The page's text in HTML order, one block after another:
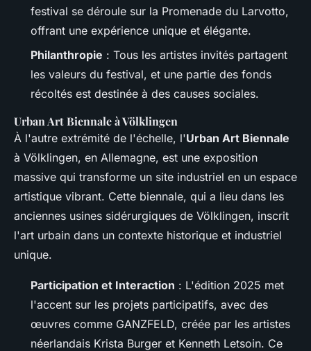
festival se déroule sur la Promenade du Larvotto,
offrant une expérience unique et élégante.
Philanthropie : Tous les artistes invités partagent
les valeurs du festival, et une partie des fonds
récoltés est destinée à des causes sociales.
Urban Art Biennale à Völklingen
À l'autre extrémité de l'échelle, l'Urban Art Biennale
à Völklingen, en Allemagne, est une exposition
massive qui transforme un site industriel en un espace
artistique vibrant. Cette biennale, qui a lieu dans les
anciennes usines sidérurgiques de Völklingen, inscrit
l'art urbain dans un contexte historique et industriel
unique.
Participation et Interaction : L'édition 2025 met
l'accent sur les projets participatifs, avec des
œuvres comme GANZFELD, créée par les artistes
néerlandais Krista Burger et Kenneth Letsoin. Ce